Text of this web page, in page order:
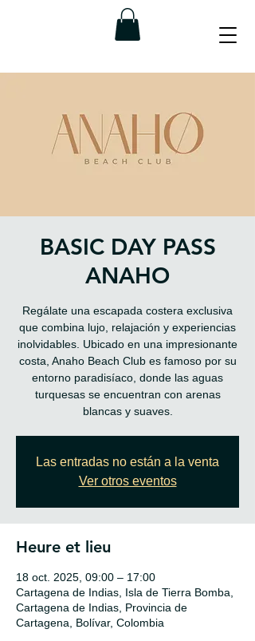
BASIC DAY PASS
ANAHO
Regálate una escapada costera exclusiva
que combina lujo, relajación y experiencias
inolvidables. Ubicado en una impresionante
costa, Anaho Beach Club es famoso por su
entorno paradisíaco, donde las aguas
turquesas se encuentran con arenas
blancas y suaves.
Las entradas no están a la venta
Ver otros eventos
Heure et lieu
18 oct. 2025, 09:00 – 17:00
Cartagena de Indias, Isla de Tierra Bomba,
Cartagena de Indias, Provincia de
Cartagena, Bolívar, Colombia